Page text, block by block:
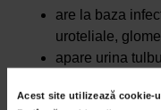
Acest site utilizează cookie-
are la baza
uroteliale,
apare urina
macroscopica,